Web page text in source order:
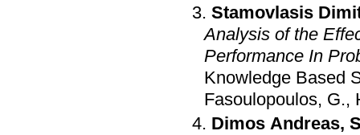
Stamovlasis
Analysis of the
Performance In
Knowledge Based
Fasoulopoulos, G.,
Dimos Andreas,